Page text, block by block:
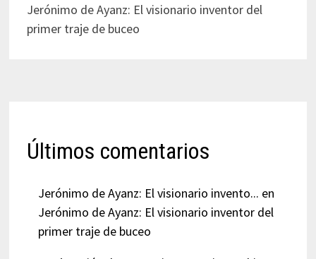
Jerónimo de Ayanz: El visionario inventor del
primer traje de buceo
Últimos comentarios
Jerónimo de Ayanz: El visionario invento... en
Jerónimo de Ayanz: El visionario inventor del
primer traje de buceo